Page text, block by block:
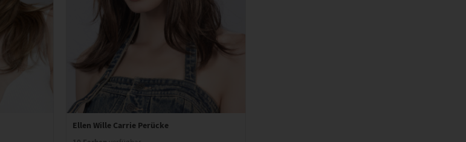
Ellen Wille Carrie Perücke